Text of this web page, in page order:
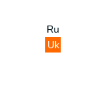
Uk
Ru